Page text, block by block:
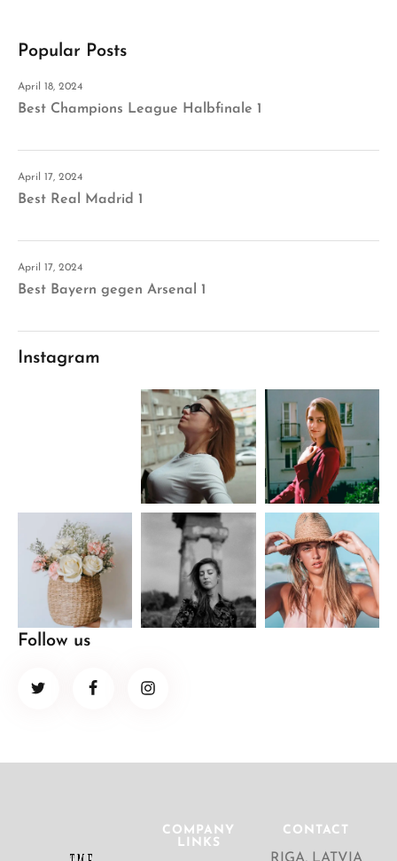
Popular Posts
April 18, 2024
Best Champions League Halbfinale 1
April 17, 2024
Best Real Madrid 1
April 17, 2024
Best Bayern gegen Arsenal 1
Instagram
Follow us
COMPANY
LINKS
CONTACT
RIGA, LATVIA